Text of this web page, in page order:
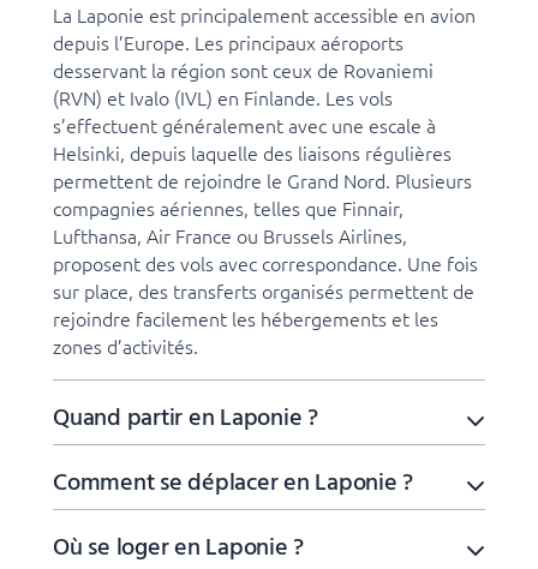
La Laponie est principalement accessible en avion
depuis l’Europe. Les principaux aéroports
desservant la région sont ceux de Rovaniemi
(RVN) et Ivalo (IVL) en Finlande. Les vols
s’effectuent généralement avec une escale à
Helsinki, depuis laquelle des liaisons régulières
permettent de rejoindre le Grand Nord. Plusieurs
compagnies aériennes, telles que Finnair,
Lufthansa, Air France ou Brussels Airlines,
proposent des vols avec correspondance. Une fois
sur place, des transferts organisés permettent de
rejoindre facilement les hébergements et les
zones d’activités.
Quand partir en Laponie ?
Comment se déplacer en Laponie ?
Où se loger en Laponie ?